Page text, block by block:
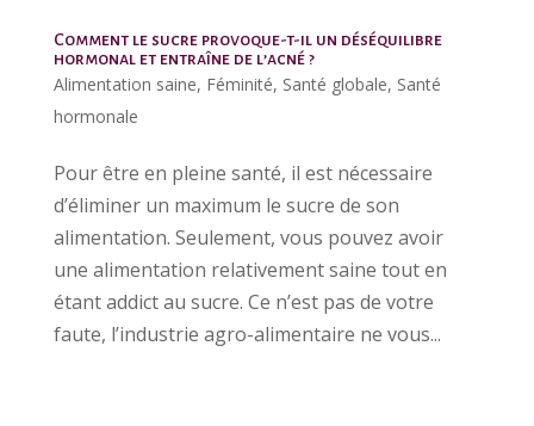
Comment le sucre provoque-t-il un déséquilibre
hormonal et entraîne de l’acné ?
Alimentation saine, Féminité, Santé globale, Santé
hormonale
Pour être en pleine santé, il est nécessaire
d’éliminer un maximum le sucre de son
alimentation. Seulement, vous pouvez avoir
une alimentation relativement saine tout en
étant addict au sucre. Ce n’est pas de votre
faute, l’industrie agro-alimentaire ne vous...